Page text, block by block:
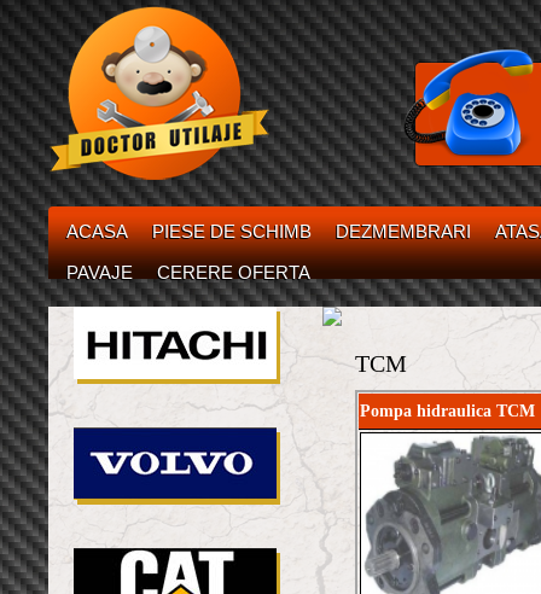
ACASA PIESE DE SCHIMB DEZMEMBRARI
PAVAJE
CERERE OFERTA
TCM
Pompa hidraulica TCM